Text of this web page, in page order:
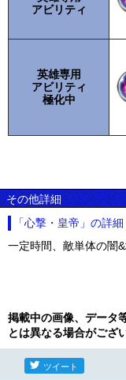
アビリティ
英雄専用
アビリティ
極化中
その他詳細
「心撃・皇帝」の詳細
一定時間、敵単体の闇
掲載中の画像、データ
とは異なる場合がござ
ツイート